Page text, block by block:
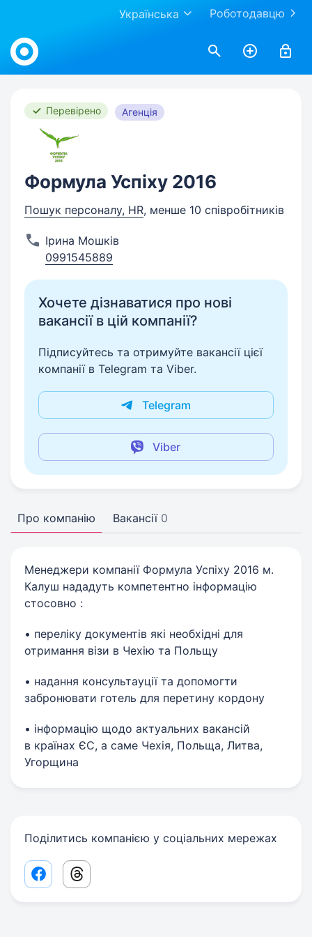
Роботодавцю
Українська
Work.ua
Перевірено Агенція
Формула Успіху 2016
Пошук персоналу, HR, менше 10 співробітників
Ірина Мошків
0991545889
Хочете дізнаватися про нові
вакансії в цій компанії?
Підписуйтесь та отримуйте вакансії цієї
компанії в Telegram та Viber.
Telegram
Viber
Про компанію Вакансії 0
Менеджери компанії Формула Успіху 2016 м.
Калуш нададуть компетентно інформацію
стосовно :
• переліку документів які необхідні для
отримання візи в Чехію та Польщу
• надання консультауції та допомогти
забронювати готель для перетину кордону
• інформацію щодо актуальних вакансій
в країнах ЄС, а саме Чехія, Польща, Литва,
Угорщина
Поділитись компанією у соціальних мережах
Facebook share link
Threads share link